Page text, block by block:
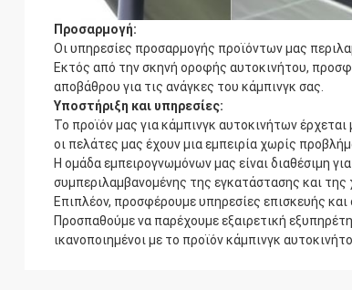
Προσαρμογή:
Οι υπηρεσίες προσαρμογής προϊόντων μας
Εκτός από την σκηνή οροφής αυτοκινήτου,
αποβάθρου για τις ανάγκες του κάμπινγκ σας.
Υποστήριξη και υπηρεσίες:
Το προϊόν μας για κάμπινγκ αυτοκινήτων
οι πελάτες μας έχουν μια εμπειρία χωρίς
Η ομάδα εμπειρογνωμόνων μας είναι διαθέσιμη
συμπεριλαμβανομένης της εγκατάστασης και της
Επιπλέον, προσφέρουμε υπηρεσίες επισκευής
Προσπαθούμε να παρέχουμε εξαιρετική
ικανοποιημένοι με το προϊόν κάμπινγκ